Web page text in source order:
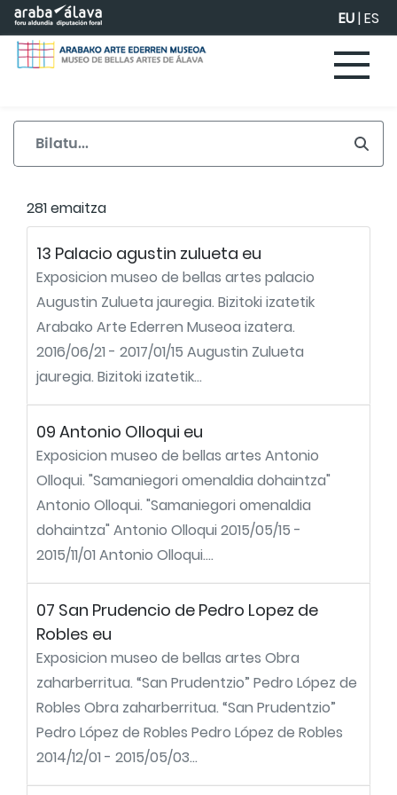
Eduki nagusira joan EU|ES
281 emaitza
13 Palacio agustin zulueta eu
Exposicion museo de bellas artes palacio
Augustin Zulueta jauregia. Bizitoki izatetik
Arabako Arte Ederren Museoa izatera.
2016/06/21 - 2017/01/15 Augustin Zulueta
jauregia. Bizitoki izatetik...
09 Antonio Olloqui eu
Exposicion museo de bellas artes Antonio
Olloqui. "Samaniegori omenaldia dohaintza"
Antonio Olloqui. "Samaniegori omenaldia
dohaintza" Antonio Olloqui 2015/05/15 -
2015/11/01 Antonio Olloqui....
07 San Prudencio de Pedro Lopez de
Robles eu
Exposicion museo de bellas artes Obra
zaharberritua. “San Prudentzio” Pedro López de
Robles Obra zaharberritua. “San Prudentzio”
Pedro López de Robles Pedro López de Robles
2014/12/01 - 2015/05/03...